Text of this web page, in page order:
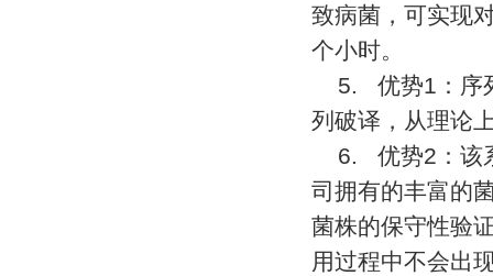
致病菌，可实现
个小时。
5. 优势1 ：
列破译，从理论
6. 优势2 ：
司拥有的丰富的
菌株的保守性验
用过程中不会出